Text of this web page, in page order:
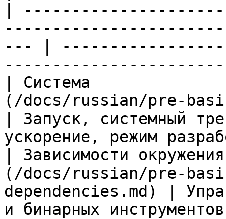
|
--- |
| Система
(/docs/russian/pre-
| Запуск, системный
ускорение, режим
| Зависимости
(/docs/russian/pre-
dependencies.md) |
и бинарных